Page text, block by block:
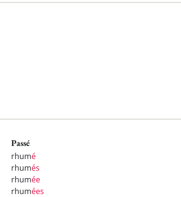
Passé
rhumé
rhumés
rhumée
rhumées